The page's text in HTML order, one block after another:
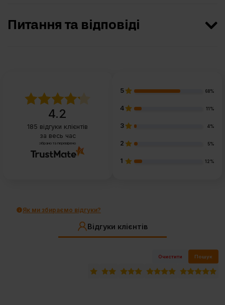
Питання та відповіді
4.2
185 відгуки клієнтів
за весь час
зібрано та перевірено
5 68%
4 11%
3 4%
2 5%
1 12%
Як ми збираємо відгуки?
Відгуки клієнтів
Очистити Пошук